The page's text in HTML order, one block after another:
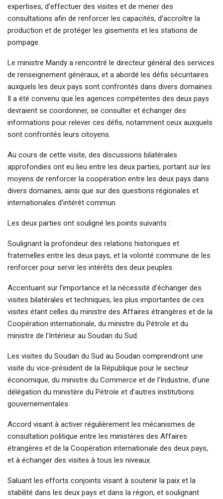
expertises, d’effectuer des visites et de mener des
consultations afin de renforcer les capacités, d’accroître la
production et de protéger les gisements et les stations de
pompage.
Le ministre Mandy a rencontré le directeur général des services
de renseignement généraux, et a abordé les défis sécuritaires
auxquels les deux pays sont confrontés dans divers domaines.
Il a été convenu que les agences compétentes des deux pays
devraient se coordonner, se consulter et échanger des
informations pour relever ces défis, notamment ceux auxquels
sont confrontés leurs citoyens.
Au cours de cette visite, des discussions bilatérales
approfondies ont eu lieu entre les deux parties, portant sur les
moyens de renforcer la coopération entre les deux pays dans
divers domaines, ainsi que sur des questions régionales et
internationales d’intérêt commun.
Les deux parties ont souligné les points suivants :
Soulignant la profondeur des relations historiques et
fraternelles entre les deux pays, et la volonté commune de les
renforcer pour servir les intérêts des deux peuples.
Accentuant sur l’importance et la nécessité d’échanger des
visites bilatérales et techniques, les plus importantes de ces
visites étant celles du ministre des Affaires étrangères et de la
Coopération internationale, du ministre du Pétrole et du
ministre de l’Intérieur au Soudan du Sud.
Les visites du Soudan du Sud au Soudan comprendront une
visite du vice-président de la République pour le secteur
économique, du ministre du Commerce et de l’Industrie, d’une
délégation du ministère du Pétrole et d’autres institutions
gouvernementales.
Accord visant à activer régulièrement les mécanismes de
consultation politique entre les ministères des Affaires
étrangères et de la Coopération internationale des deux pays,
et à échanger des visites à tous les niveaux.
Saluant les efforts conjoints visant à soutenir la paix et la
stabilité dans les deux pays et dans la région, et soulignant